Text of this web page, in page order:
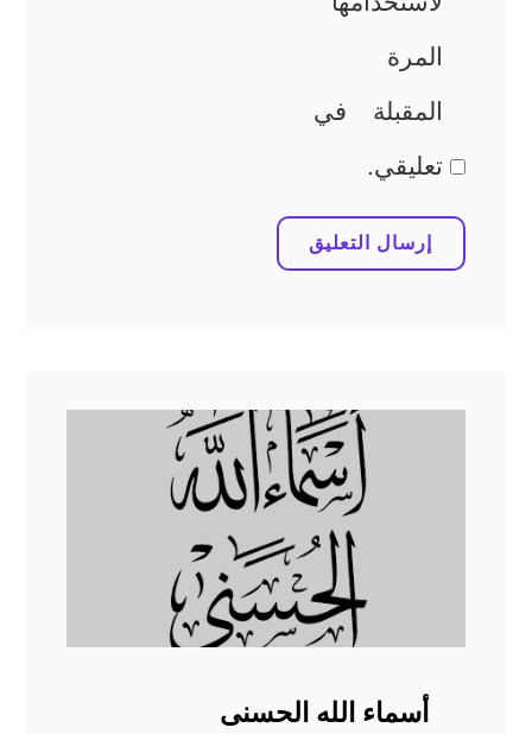
المرة
المقبلة في
تعليقي.
أسماء الله الحسنى